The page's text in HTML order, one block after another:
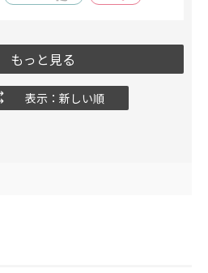
もっと見る
表示：新しい順